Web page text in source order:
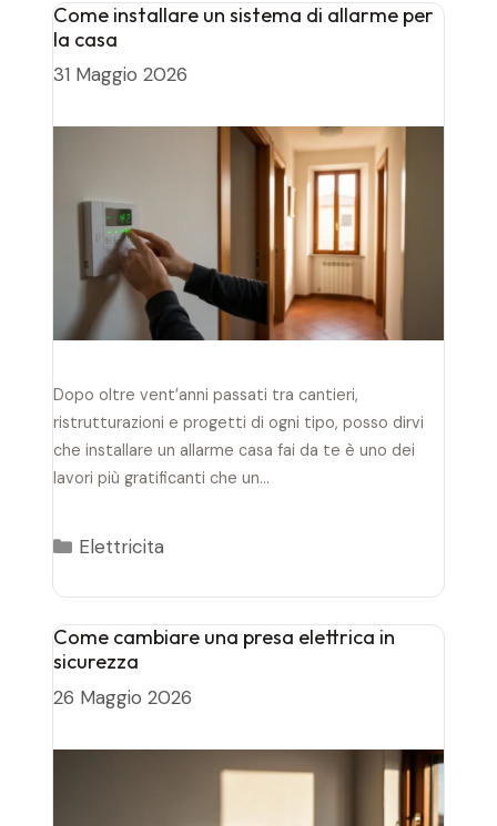
Come installare un sistema di allarme per
la casa
31 Maggio 2026
Dopo oltre vent’anni passati tra cantieri,
ristrutturazioni e progetti di ogni tipo, posso dirvi
che installare un allarme casa fai da te è uno dei
lavori più gratificanti che un…
Categorie
Elettricita
Come cambiare una presa elettrica in
sicurezza
26 Maggio 2026